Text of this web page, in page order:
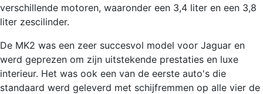
verschillende motoren, waaronder een 3,4 liter en een 3,8
liter zescilinder.
De MK2 was een zeer succesvol model voor Jaguar en
werd geprezen om zijn uitstekende prestaties en luxe
interieur. Het was ook een van de eerste auto's die
standaard werd geleverd met schijfremmen op alle vier de